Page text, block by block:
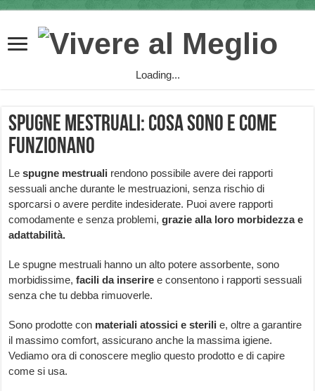
Loading...
Spugne mestruali: cosa sono e come
funzionano
Lespugne mestruali rendono possibile avere dei rapporti
sessuali anche durante le mestruazioni, senza rischio di
sporcarsi o avere perdite indesiderate. Puoi avere rapporti
comodamente e senza problemi,grazie alla loro morbidezza e
adattabilità.
Le spugne mestruali hanno un alto potere assorbente, sono
morbidissime,facili da inserire e consentono i rapporti sessuali
senza che tu debba rimuoverle.
Sono prodotte con materiali atossici e sterilie, oltre a garantire
il massimo comfort, assicurano anche la massima igiene.
Vediamo ora di conoscere meglio questo prodotto e di capire
come si usa.